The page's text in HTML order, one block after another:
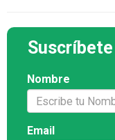
Nombre
Email